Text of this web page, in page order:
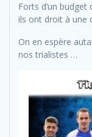
Forts d’un budget
ils ont droit à une
On en espère
nos trialistes …